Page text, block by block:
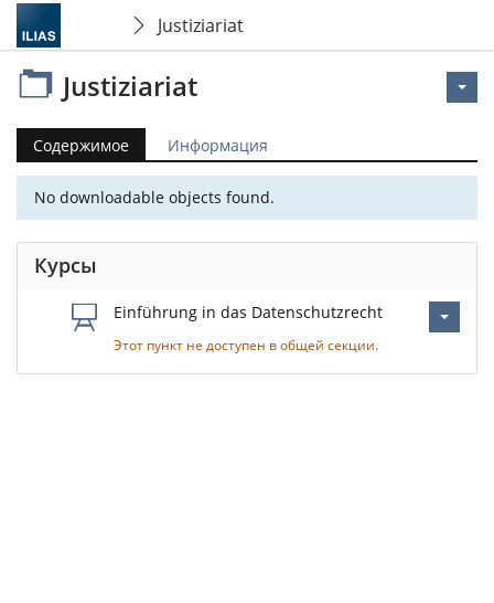
Justiziariat
Justiziariat
Содержимое Информация
No downloadable objects found.
Курсы
Einführung in das Datenschutzrecht
Этот пункт не доступен в общей секции.